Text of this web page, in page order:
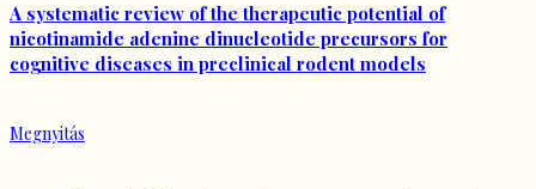
A systematic review of the therapeutic potential of
nicotinamide adenine dinucleotide precursors for
cognitive diseases in preclinical rodent models
Megnyitás